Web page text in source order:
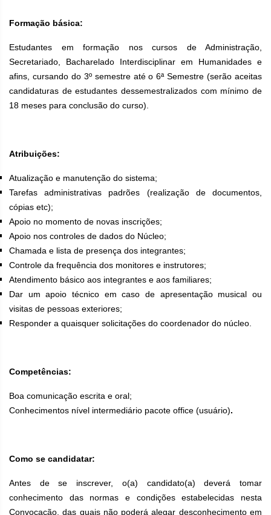
Formação básica:
Estudantes em formação nos cursos de Administração,
Secretariado, Bacharelado Interdisciplinar em Humanidades e
afins, cursando do 3º semestre até o 6ª Semestre (serão aceitas
candidaturas de estudantes dessemestralizados com mínimo de
18 meses para conclusão do curso).
Atribuições:
Atualização e manutenção do sistema;
Tarefas administrativas padrões (realização de documentos,
cópias etc);
Apoio no momento de novas inscrições;
Apoio nos controles de dados do Núcleo;
Chamada e lista de presença dos integrantes;
Controle da frequência dos monitores e instrutores;
Atendimento básico aos integrantes e aos familiares;
Dar um apoio técnico em caso de apresentação musical ou
visitas de pessoas exteriores;
Responder a quaisquer solicitações do coordenador do núcleo.
Competências:
Boa comunicação escrita e oral;
Conhecimentos nível intermediário pacote office (usuário).
Como se candidatar:
Antes de se inscrever, o(a) candidato(a) deverá tomar
conhecimento das normas e condições estabelecidas nesta
Convocação, das quais não poderá alegar desconhecimento em